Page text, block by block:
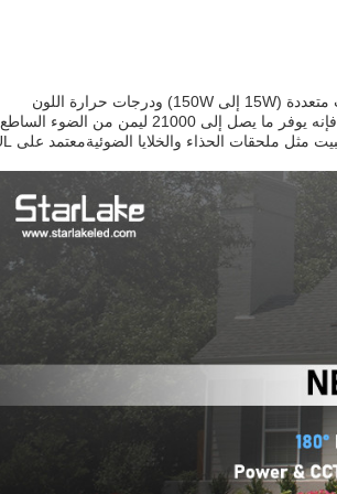
تحسين المناطق الخارجية الخاصة بك مع SS-FD06 مصباح الفيضان LED، متوفرة في طاقات متعددة (15W إلى 150W) ودرجات حرارة اللون
(3000K، 4000K، أو 5000K). مصممة لإضاءة المنطقة،ممرات للمشاة، ومواجهات المباني ، فإنه يوفر ما يصل إلى 21000 ليمن من الضوء الساطع